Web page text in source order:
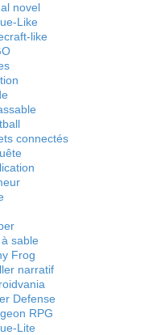
novel
Like
like
connectés
sable
Frog
narratif
Defense
RPG
Lite